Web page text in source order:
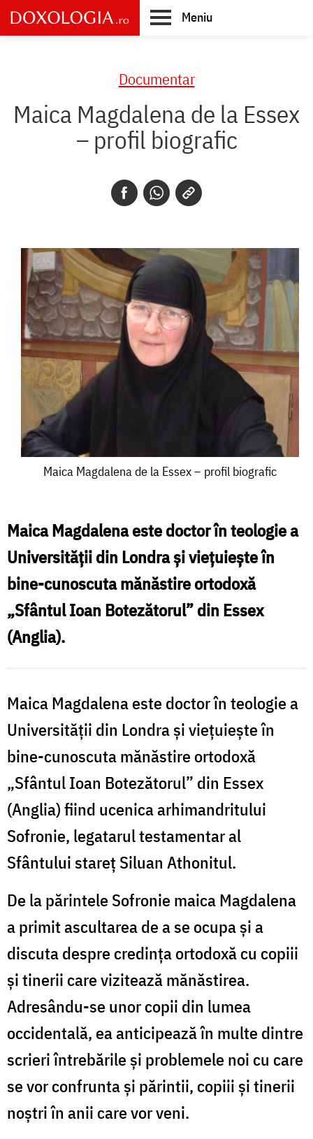
Skip
to
main
Meniu
Documentar
Maica Magdalena de la Essex
– profil biografic
Maica
de
la
Essex
–
profil
biografic
Maica Magdalena de la Essex – profil biografic
Maica Magdalena este doctor în teologie a
Universității din Londra și viețuiește în
bine-cunoscuta mănăstire ortodoxă
„Sfântul Ioan Botezătorul” din Essex
(Anglia).
Maica Magdalena este doctor în teologie a
Universității din Londra și viețuiește în
bine-cunoscuta mănăstire ortodoxă
„Sfântul Ioan Botezătorul” din Essex
(Anglia) fiind ucenica arhimandritului
Sofronie, legatarul testamentar al
Sfântului stareț Siluan Athonitul.
De la părintele Sofronie maica Magdalena
a primit ascultarea de a se ocupa și a
discuta despre credința ortodoxă cu copiii
și tinerii care vizitează mănăstirea.
Adresându-se unor copii din lumea
occidentală, ea anticipează în multe dintre
scrieri întrebările și problemele noi cu care
se vor confrunta și părintii, copiii și tinerii
noștri în anii care vor veni.